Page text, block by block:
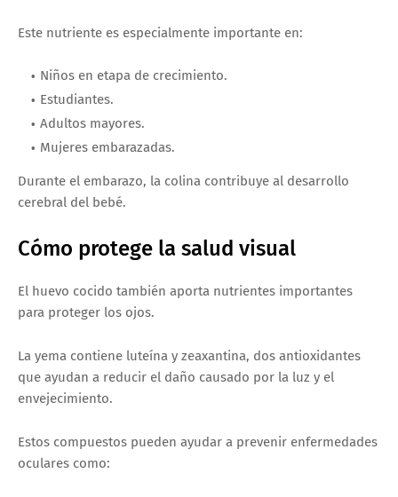
Este nutriente es especialmente importante en:
Niños en etapa de crecimiento.
Estudiantes.
Adultos mayores.
Mujeres embarazadas.
Durante el embarazo, la colina contribuye al desarrollo
cerebral del bebé.
Cómo protege la salud visual
El huevo cocido también aporta nutrientes importantes
para proteger los ojos.
La yema contiene luteína y zeaxantina, dos antioxidantes
que ayudan a reducir el daño causado por la luz y el
envejecimiento.
Estos compuestos pueden ayudar a prevenir enfermedades
oculares como: